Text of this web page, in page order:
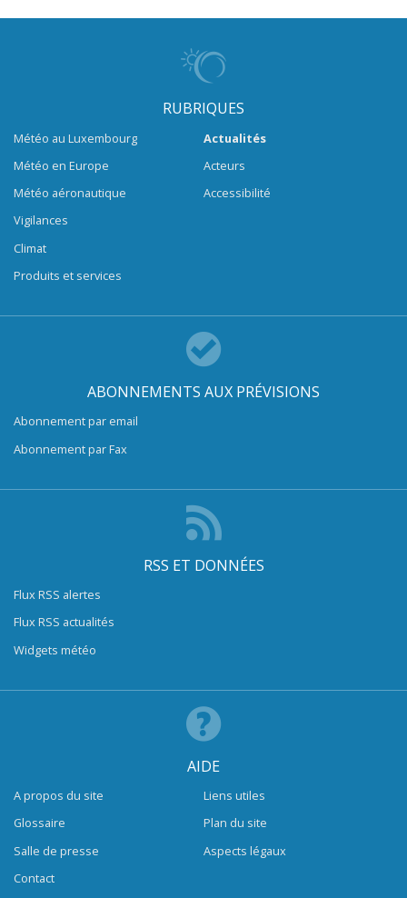
RUBRIQUES
Météo au Luxembourg
Météo en Europe
Météo aéronautique
Vigilances
Climat
Produits et services
Actualités
Acteurs
Accessibilité
ABONNEMENTS AUX PRÉVISIONS
Abonnement par email
Abonnement par Fax
RSS ET DONNÉES
Flux RSS alertes
Flux RSS actualités
Widgets météo
AIDE
A propos du site
Glossaire
Salle de presse
Contact
Liens utiles
Plan du site
Aspects légaux